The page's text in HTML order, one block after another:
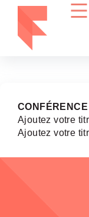
CONFÉRENCE
Ajoutez votre
Ajoutez votre